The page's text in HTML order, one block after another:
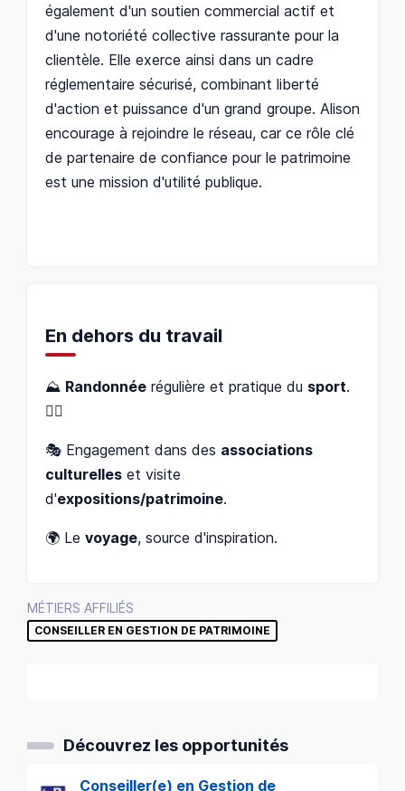
également d'un soutien commercial actif et
d'une notoriété collective rassurante pour la
clientèle. Elle exerce ainsi dans un cadre
réglementaire sécurisé, combinant liberté
d'action et puissance d'un grand groupe. Alison
encourage à rejoindre le réseau, car ce rôle clé
de partenaire de confiance pour le patrimoine
est une mission d'utilité publique.
En dehors du travail
⛰️ Randonnée régulière et pratique du sport.
🏃‍♀️
🎭 Engagement dans des associations
culturelles et visite
d'expositions/patrimoine.
🌍 Le voyage, source d'inspiration.
MÉTIERS AFFILIÉS
CONSEILLER EN GESTION DE PATRIMOINE
Découvrez les opportunités
Conseiller(e) en Gestion de